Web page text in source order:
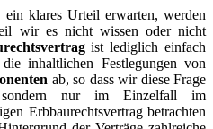
klares Urteil erwarten, werden
wir es nicht wissen oder nicht
ist lediglich einfach
inhaltlichen Festlegungen von
ab, so dass wir diese Frage
sondern nur im Einzelfall im
Erbbaurechtsvertrag betrachten